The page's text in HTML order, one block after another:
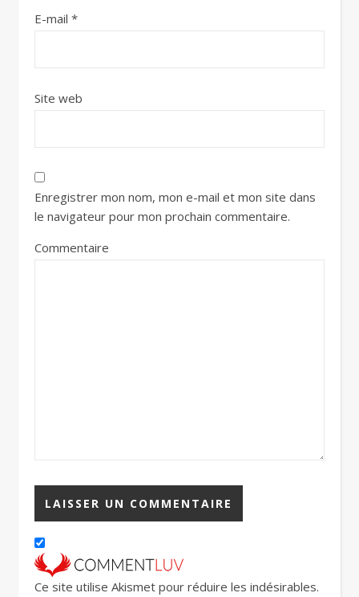
E-mail *
Site web
Enregistrer mon nom, mon e-mail et mon site dans
le navigateur pour mon prochain commentaire.
Commentaire
Ce site utilise Akismet pour réduire les indésirables.